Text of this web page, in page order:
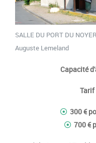
SALLE DU PORT DU
Auguste Lemeland
Capacité
Tarif
300 €
700 €